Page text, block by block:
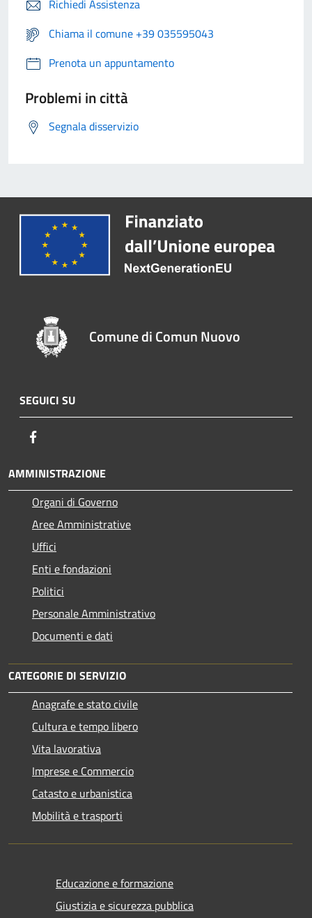
Richiedi Assistenza
Chiama il comune +39 035595043
Prenota un appuntamento
Problemi in città
Segnala disservizio
Comune di Comun Nuovo
SEGUICI SU
AMMINISTRAZIONE
Organi di Governo
Aree Amministrative
Uffici
Enti e fondazioni
Politici
Personale Amministrativo
Documenti e dati
CATEGORIE DI SERVIZIO
Anagrafe e stato civile
Cultura e tempo libero
Vita lavorativa
Imprese e Commercio
Catasto e urbanistica
Mobilità e trasporti
Educazione e formazione
Giustizia e sicurezza pubblica